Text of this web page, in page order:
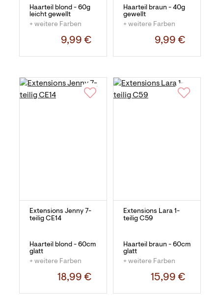
Haarteil blond - 60g
leicht gewellt
+ weitere Farben
9,99 €
Haarteil braun - 40g
gewellt
+ weitere Farben
9,99 €
Extensions Jenny 7-
teilig CE14
Haarteil blond - 60cm
glatt
+ weitere Farben
18,99 €
Extensions Lara 1-
teilig C59
Haarteil braun - 60cm
glatt
+ weitere Farben
15,99 €